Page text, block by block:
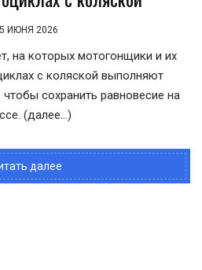
ИЮНЯ 2026
на которых мотогонщики и их
с коляской выполняют
сохранить равновесие на
(далее…)
далее